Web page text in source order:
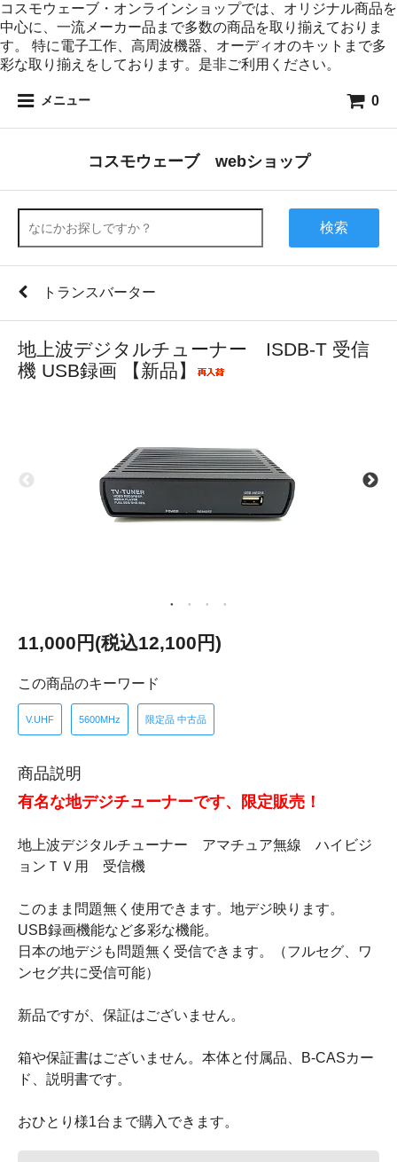
コスモウェーブ・オンラインショップでは、オリジナル商品を
中心に、一流メーカー品まで多数の商品を取り揃えておりま
す。 特に電子工作、高周波機器、オーディオのキットまで多
彩な取り揃えをしております。是非ご利用ください。
メニュー 0
コスモウェーブ webショップ
検索
トランスバーター
地上波デジタルチューナー ISDB-T 受信
機 USB録画 【新品】
11,000円(税込12,100円)
この商品のキーワード
V.UHF 5600MHz 限定品 中古品
商品説明
有名な地デジチューナーです、限定販売！
地上波デジタルチューナー アマチュア無線 ハイビジ
ョンＴＶ用 受信機
このまま問題無く使用できます。地デジ映ります。
USB録画機能など多彩な機能。
日本の地デジも問題無く受信できます。（フルセグ、ワ
ンセグ共に受信可能）
新品ですが、保証はございません。
箱や保証書はございません。本体と付属品、B-CASカー
ド、説明書です。
おひとり様1台まで購入できます。